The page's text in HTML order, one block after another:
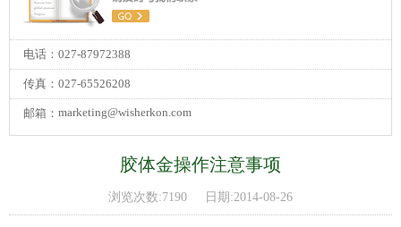
电话：027-87972388
传真：027-65526208
邮箱： marketing@wisherkon.com
胶体金操作注意事项
浏览次数:7190 日期:2014-08-26